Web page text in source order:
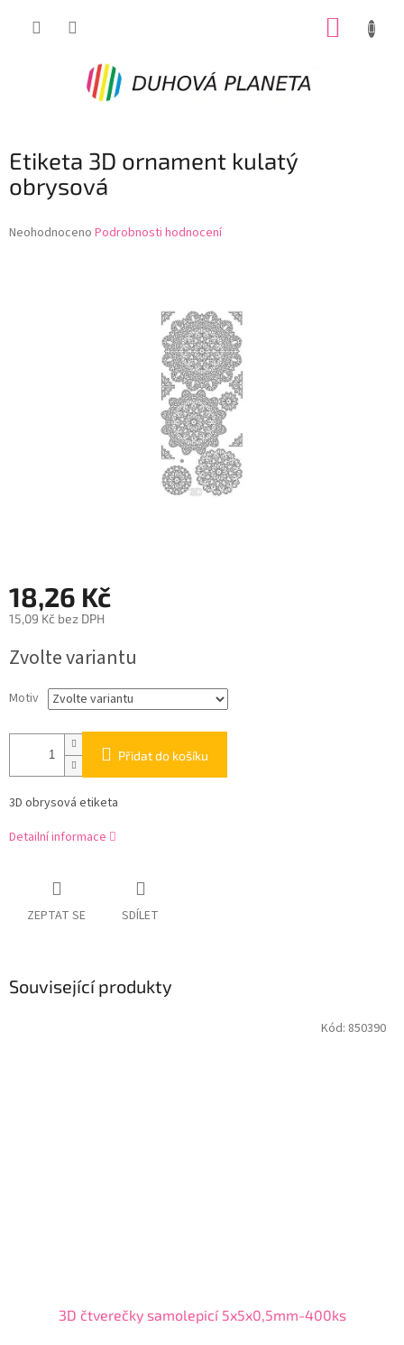
Etiketa 3D ornament kulatý
obrysová
Průměrné
Neohodnoceno Podrobnosti hodnocení
18,26 Kč
15,09 Kč bez DPH
cena:
Zvolte variantu
Motiv
Přidat do košíku
3D obrysová etiketa
Detailní informace
ZEPTAT SE SDÍLET
Související produkty
3D čtverečky samolepicí 5x5x0,5mm-400ks
Kód: 850390